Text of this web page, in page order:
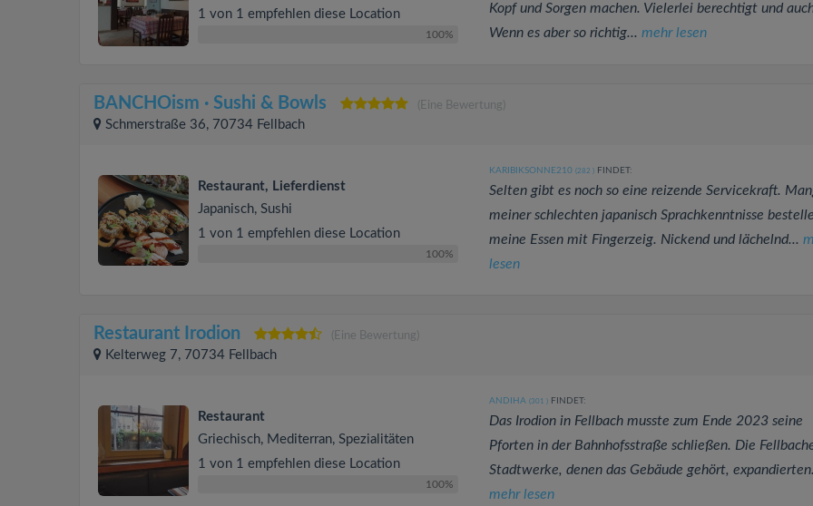
1 von 1 empfehlen diese Location
100%
Kopf und Sorgen machen. Vielerlei berechtigt und
Wenn es aber so richtig... mehr lesen
BANCHOism · Sushi & Bowls (Eine Bewertung)
Schmerstraße 36, 70734 Fellbach
Restaurant, Lieferdienst
Japanisch, Sushi
1 von 1 empfehlen diese Location
100%
KARIBIKSONNE210 (282 )FINDET:
Selten gibt es noch so eine reizende Servicekraft.
meiner schlechten japanisch Sprachkenntnisse
meine Essen mit Fingerzeig. Nickend und lächelnd...
lesen
Restaurant Irodion (Eine Bewertung)
Kelterweg 7, 70734 Fellbach
Restaurant
Griechisch, Mediterran, Spezialitäten
1 von 1 empfehlen diese Location
100%
ANDIHA (301 )FINDET:
Das Irodion in Fellbach musste zum Ende 2023 seine
Pforten in der Bahnhofsstraße schließen. Die
Stadtwerke, denen das Gebäude gehört,
mehr lesen